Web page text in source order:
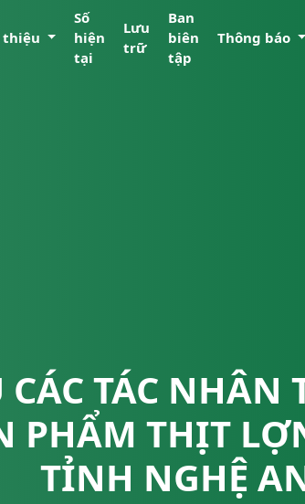
thiệu
Số
hiện
tại
Lưu
trữ
Ban
biên
tập
Thông báo
TÁC NHÂN
PHẨM THỊT
TỈNH NGHỆ